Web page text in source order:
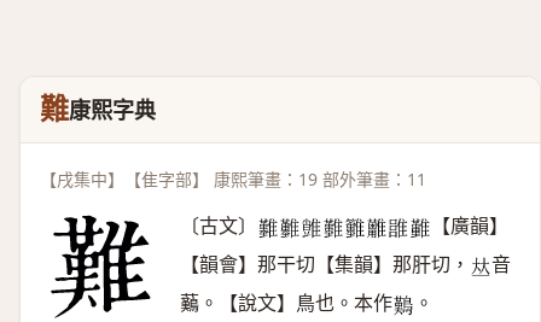
難康熙字典
【戌集中】【隹字部】 康熙筆畫：19 部外筆畫：11
〔古文〕 𩁢 𩁬 𩀙 𩁣 𩁲 𩁩 𩀏 𩁤
【廣韻】
【韻會】那干切【集韻】那肝切， 𠀤音
䕿。【說文】鳥也。本作𪄿 。